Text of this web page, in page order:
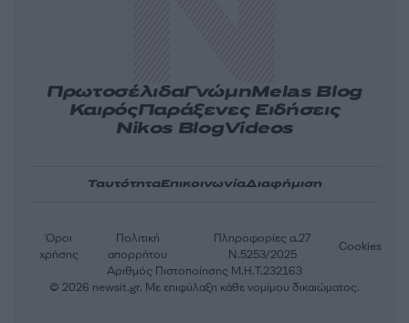
ΠρωτοσέλιδαΓνώμηMelas Blog
ΚαιρόςΠαράξενες Ειδήσεις
Nikos BlogVideos
ΤαυτότηταΕπικοινωνίαΔιαφήμιση
Αριθμός Πιστοποίησης Μ.Η.Τ.232163
Όροι
χρήσης
Πολιτική
απορρήτου
Πληροφορίες α.27
Ν.5253/2025
Cookies
© 2026 newsit.gr. Με επιφύλαξη κάθε νομίμου δικαιώματος.